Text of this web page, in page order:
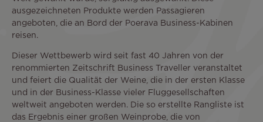
ausgezeichneten Produkte werden Passagieren
angeboten, die an Bord der Poerava Business-Kabinen
reisen.
Dieser Wettbewerb wird seit fast 40 Jahren von der
renommierten Zeitschrift Business Traveller veranstaltet
und feiert die Qualität der Weine, die in der ersten Klasse
und in der Business-Klasse vieler Fluggesellschaften
weltweit angeboten werden. Die so erstellte Rangliste ist
das Ergebnis einer großen Weinprobe, die von